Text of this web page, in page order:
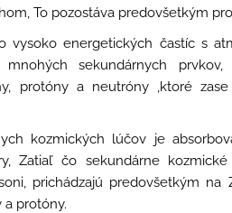
To pozostáva predovšetkým
vysoko energetických častíc s
mnohých sekundárnych
protóny a neutróny ,ktoré
kozmických lúčov je
Zatiaľ čo sekundárne
prichádzajú predovšetkým na
protóny.